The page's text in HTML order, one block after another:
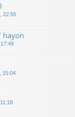
22:55
hayon
15:04